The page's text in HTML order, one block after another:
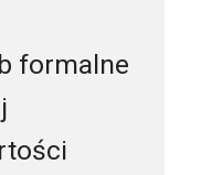
formalne